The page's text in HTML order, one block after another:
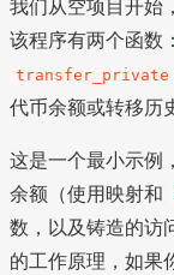
我们从空项目开始
该程序有两个函数：
transfer_private
代币余额或转移历
这是一个最小示例
余额（使用映射和
数，以及铸造的访
的工作原理，如果